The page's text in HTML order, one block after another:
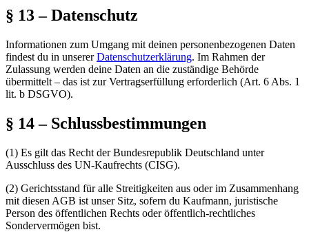
§ 13 – Datenschutz
Informationen zum Umgang mit deinen personenbezogenen Daten
findest du in unsererDatenschutzerklärung. Im Rahmen der
Zulassung werden deine Daten an die zuständige Behörde
übermittelt – das ist zur Vertragserfüllung erforderlich (Art. 6 Abs. 1
lit. b DSGVO).
§ 14 – Schlussbestimmungen
(1) Es gilt das Recht der Bundesrepublik Deutschland unter
Ausschluss des UN-Kaufrechts (CISG).
(2) Gerichtsstand für alle Streitigkeiten aus oder im Zusammenhang
mit diesen AGB ist unser Sitz, sofern du Kaufmann, juristische
Person des öffentlichen Rechts oder öffentlich-rechtliches
Sondervermögen bist.